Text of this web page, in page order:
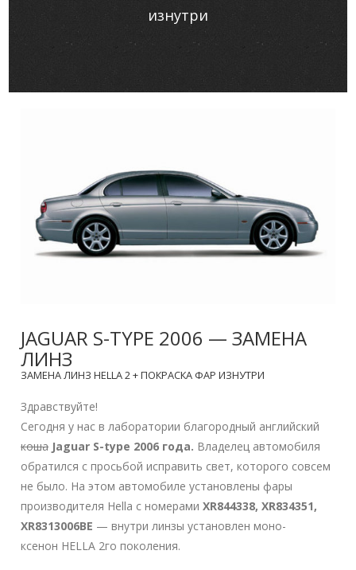
изнутри
JAGUAR S-TYPE 2006 — ЗАМЕНА
ЛИНЗ
ЗАМЕНА ЛИНЗ HELLA 2 + ПОКРАСКА ФАР ИЗНУТРИ
Здравствуйте!
Сегодня у нас в лаборатории благородный английский
коша Jaguar S-type 2006 года. Владелец автомобиля
обратился с просьбой исправить свет, которого совсем
не было. На этом автомобиле установлены фары
производителя Hella с номерамиXR844338, XR834351,
XR8313006BE — внутри линзы установлен моно-
ксенон HELLA 2го поколения.